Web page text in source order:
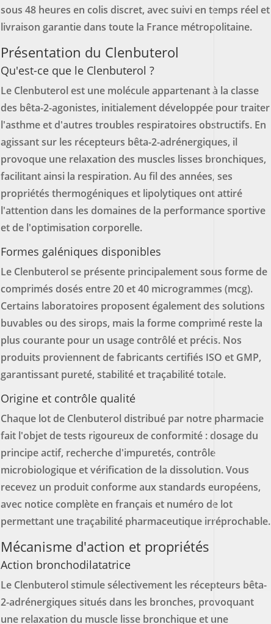
sous 48 heures en colis discret, avec suivi en temps réel et
livraison garantie dans toute la France métropolitaine.
Présentation du Clenbuterol
Qu'est-ce que le Clenbuterol ?
Le Clenbuterol est une molécule appartenant à la classe
des bêta-2-agonistes, initialement développée pour traiter
l'asthme et d'autres troubles respiratoires obstructifs. En
agissant sur les récepteurs bêta-2-adrénergiques, il
provoque une relaxation des muscles lisses bronchiques,
facilitant ainsi la respiration. Au fil des années, ses
propriétés thermogéniques et lipolytiques ont attiré
l'attention dans les domaines de la performance sportive
et de l'optimisation corporelle.
Formes galéniques disponibles
Le Clenbuterol se présente principalement sous forme de
comprimés dosés entre 20 et 40 microgrammes (mcg).
Certains laboratoires proposent également des solutions
buvables ou des sirops, mais la forme comprimé reste la
plus courante pour un usage contrôlé et précis. Nos
produits proviennent de fabricants certifiés ISO et GMP,
garantissant pureté, stabilité et traçabilité totale.
Origine et contrôle qualité
Chaque lot de Clenbuterol distribué par notre pharmacie
fait l'objet de tests rigoureux de conformité : dosage du
principe actif, recherche d'impuretés, contrôle
microbiologique et vérification de la dissolution. Vous
recevez un produit conforme aux standards européens,
avec notice complète en français et numéro de lot
permettant une traçabilité pharmaceutique irréprochable.
Mécanisme d'action et propriétés
Action bronchodilatatrice
Le Clenbuterol stimule sélectivement les récepteurs bêta-
2-adrénergiques situés dans les bronches, provoquant
une relaxation du muscle lisse bronchique et une